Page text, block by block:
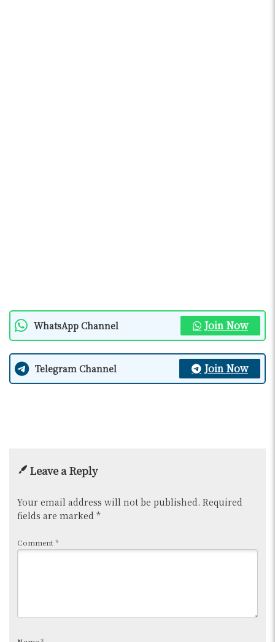
WhatsApp Channel Join Now
Telegram Channel Join Now
Leave a Reply
Your email address will not be published. Required
fields are marked *
Comment*